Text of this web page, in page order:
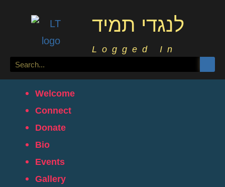
לנגדי תמיד
Logged In
Welcome
Connect
Donate
Bio
Events
Gallery